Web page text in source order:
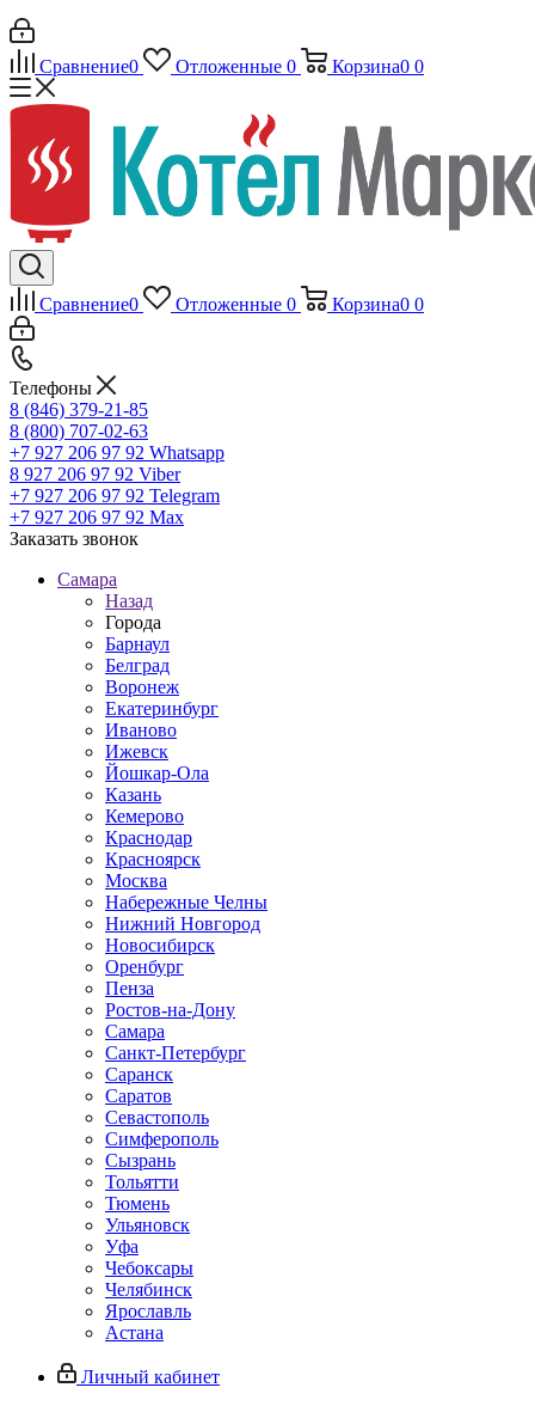
Сравнение0 Отложенные 0 Корзина0 0
Сравнение0 Отложенные 0 Корзина0 0
Телефоны
8 (846) 379-21-85
8 (800) 707-02-63
+7 927 206 97 92 Whatsapp
8 927 206 97 92 Viber
+7 927 206 97 92 Telegram
+7 927 206 97 92 Max
Заказать звонок
Самара
Назад
Города
Барнаул
Белград
Воронеж
Екатеринбург
Иваново
Ижевск
Йошкар-Ола
Казань
Кемерово
Краснодар
Красноярск
Москва
Набережные Челны
Нижний Новгород
Новосибирск
Оренбург
Пенза
Ростов-на-Дону
Самара
Санкт-Петербург
Саранск
Саратов
Севастополь
Симферополь
Сызрань
Тольятти
Тюмень
Ульяновск
Уфа
Чебоксары
Челябинск
Ярославль
Астана
Личный кабинет